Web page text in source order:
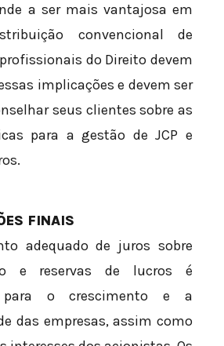
a ser mais vantajosa em
convencional de
do Direito devem
implicações e devem ser
seus clientes sobre as
para a gestão de JCP e
FINAIS
adequado de juros sobre
e reservas de lucros é
para o crescimento e a
das empresas, assim como